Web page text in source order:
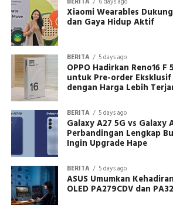
Xiaomi Wearables
dan Gaya Hidup Aktif
BERITA 5 days ago
OPPO Hadirkan Reno16 F
untuk Pre-order Eksklusif
dengan Harga Lebih
BERITA 5 days ago
Galaxy A27 5G vs Galaxy
Perbandingan Lengkap
Ingin Upgrade Hape
BERITA 5 days ago
ASUS Umumkan
OLED PA279CDV dan